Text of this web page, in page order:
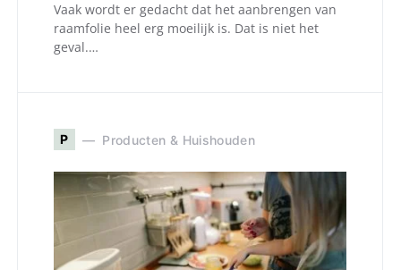
Vaak wordt er gedacht dat het aanbrengen van
raamfolie heel erg moeilijk is. Dat is niet het
geval.…
P Producten & Huishouden